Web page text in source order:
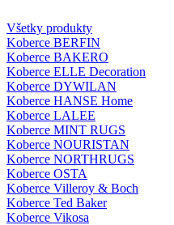
Všetky produkty
Koberce BERFIN
Koberce BAKERO
Koberce ELLE Decoration
Koberce DYWILAN
Koberce HANSE Home
Koberce LALEE
Koberce MINT RUGS
Koberce NOURISTAN
Koberce NORTHRUGS
Koberce OSTA
Koberce Villeroy & Boch
Koberce Ted Baker
Koberce Vikosa